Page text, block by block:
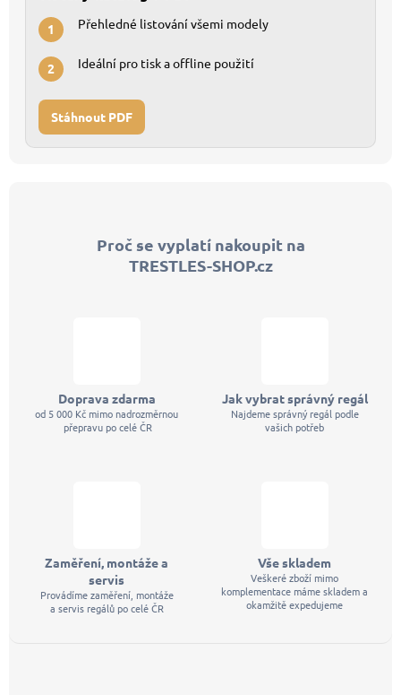
1 Přehledné listování všemi modely
2 Ideální pro tisk a offline použití
Stáhnout PDF
Proč se vyplatí nakoupit na
TRESTLES-SHOP.cz
Doprava zdarma
od 5 000 Kč mimo nadrozměrnou
přepravu po celé ČR
Jak vybrat správný regál
Najdeme správný regál podle
vašich potřeb
Zaměření, montáže a
servis
Provádíme zaměření, montáže
a servis regálů po celé ČR
Vše skladem
Veškeré zboží mimo
komplementace máme skladem a
okamžitě expedujeme